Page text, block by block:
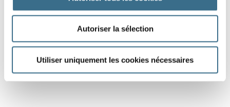
Autoriser la sélection
Utiliser uniquement les cookies nécessaires